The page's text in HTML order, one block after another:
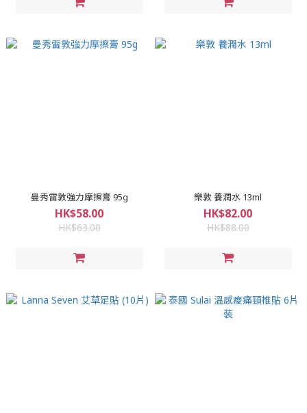
曼秀雷敦強力摩擦膏 95g
HK$58.00
HK$63.00
樂敦 養潤水 13ml
HK$82.00
HK$88.00